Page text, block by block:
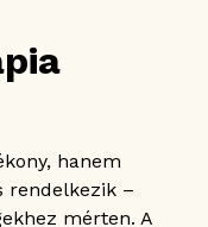
hanem
rendelkezik –
mérten. A